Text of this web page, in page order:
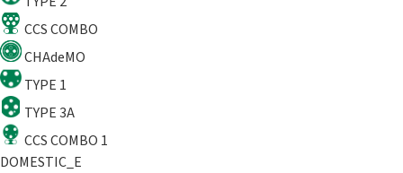
CCS COMBO
CHAdeMO
TYPE 1
TYPE 3A
CCS COMBO 1
DOMESTIC_E